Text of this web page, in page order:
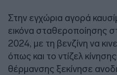
Στην εγχώρια αγορά
εικόνα σταθεροποίησης
2024, με τη βενζίνη να
όπως και το ντίζελ
θέρμανσης ξεκίνησε